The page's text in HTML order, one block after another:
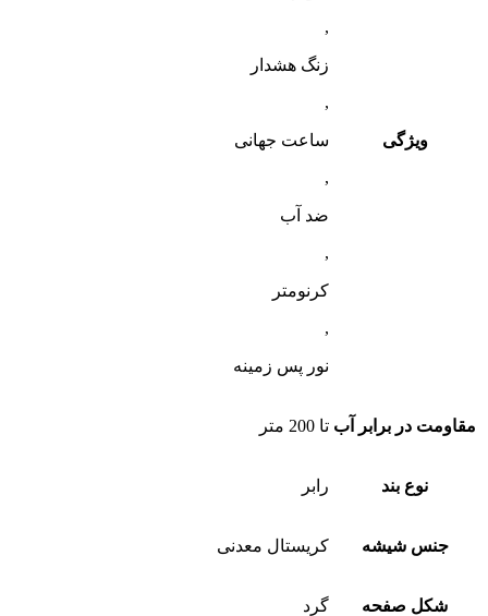
ویژگی
,
زنگ هشدار
,
ساعت جهانی
,
ضد آب
,
کرنومتر
,
نور پس زمینه
مقاومت در برابر آب تا 200 متر
نوع بند رابر
جنس شیشه کریستال معدنی
شکل صفحه گرد